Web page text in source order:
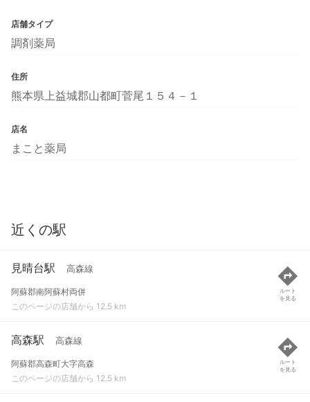
店舗タイプ
調剤薬局
住所
熊本県上益城郡山都町菅尾１５４－１
店名
まこと薬局
近くの駅
見晴台駅 高森線
阿蘇郡南阿蘇村両併
このページの店舗から 12.5 km
ルート
を見る
高森駅 高森線
阿蘇郡高森町大字高森
このページの店舗から 12.5 km
ルート
を見る